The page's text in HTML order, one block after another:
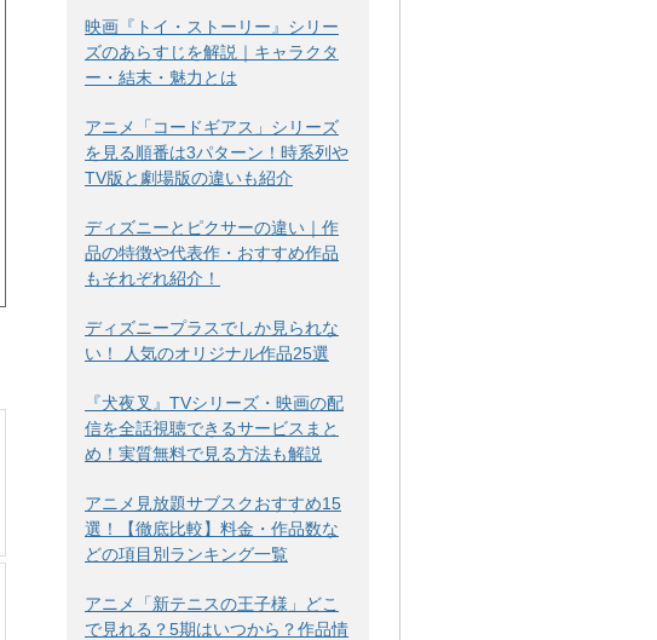
映画『トイ・ストーリー』シリー
ズのあらすじを解説｜キャラクタ
ー・結末・魅力とは
アニメ「コードギアス」シリーズ
を見る順番は3パターン！時系列や
TV版と劇場版の違いも紹介
ディズニーとピクサーの違い｜作
品の特徴や代表作・おすすめ作品
もそれぞれ紹介！
ディズニープラスでしか見られな
い！ 人気のオリジナル作品25選
『犬夜叉』TVシリーズ・映画の配
信を全話視聴できるサービスまと
め！実質無料で見る方法も解説
アニメ見放題サブスクおすすめ15
選！【徹底比較】料金・作品数な
どの項目別ランキング一覧
アニメ「新テニスの王子様」どこ
で見れる？5期はいつから？作品情